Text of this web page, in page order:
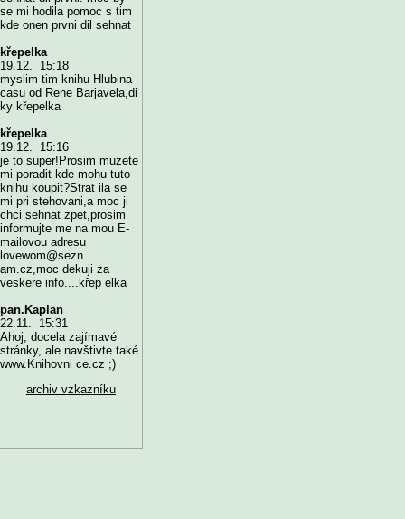
se mi hodila pomoc s tim
kde onen prvni dil sehnat
křepelka
19.12. 15:18
myslim tim knihu Hlubina
casu od Rene Barjavela,di
ky křepelka
křepelka
19.12. 15:16
je to super!Prosim muzete
mi poradit kde mohu tuto
knihu koupit?Strat ila se
mi pri stehovani,a moc ji
chci sehnat zpet,prosim
informujte me na mou E-
mailovou adresu
lovewom@sezn
am.cz,moc dekuji za
veskere info....křep elka
pan.Kaplan
22.11. 15:31
Ahoj, docela zajímavé
stránky, ale navštivte také
www.Knihovni ce.cz ;)
archiv vzkazníku